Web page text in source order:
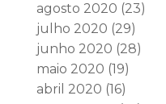
agosto 2020 (23)
julho 2020 (29)
junho 2020 (28)
maio 2020 (19)
abril 2020 (16)